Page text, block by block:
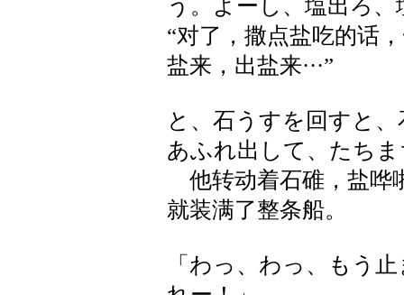
う。よーし、塩出ろ、
“对了，撒点盐吃的话
盐来，出盐来···”
と、石うすを回すと
あふれ出して、たち
他转动着石碓，盐哗
就装满了整条船。
「わっ、わっ、も